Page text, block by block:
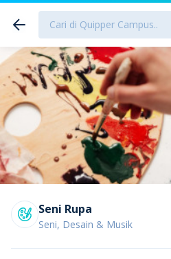
Seni Rupa
Seni, Desain & Musik